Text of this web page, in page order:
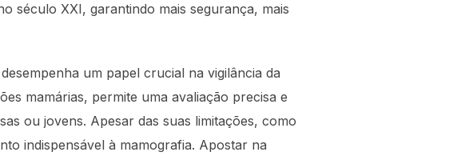
século XXI, garantindo mais segurança, mais
um papel crucial na vigilância da
mamárias, permite uma avaliação precisa e
ou jovens. Apesar das suas limitações, como
indispensável à mamografia. Apostar na